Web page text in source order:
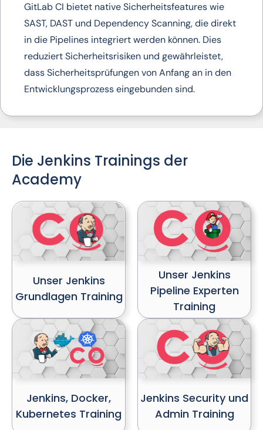
GitLab CI bietet native Sicherheitsfeatures wie
SAST, DAST und Dependency Scanning, die direkt
in die Pipelines integriert werden können. Dies
reduziert Sicherheitsrisiken und gewährleistet,
dass Sicherheitsprüfungen von Anfang an in den
Entwicklungsprozess eingebunden sind.
Die Jenkins Trainings der
Academy
Unser Jenkins
Grundlagen Training
Unser Jenkins
Pipeline Experten
Training
Jenkins, Docker,
Kubernetes Training
Jenkins Security und
Admin Training